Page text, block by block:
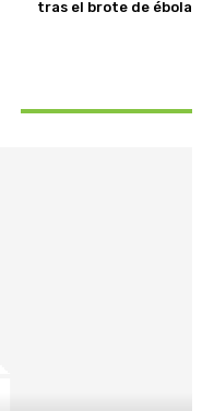
tras el brote de ébola